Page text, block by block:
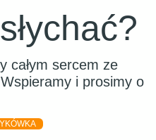
całym sercem ze
Wspieramy i prosimy o